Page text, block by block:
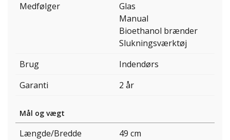
Medfølger
Glas
Manual
Bioethanol brænder
Slukningsværktøj
Brug
Indendørs
Garanti
2 år
Mål og vægt
Længde/Bredde
49 cm